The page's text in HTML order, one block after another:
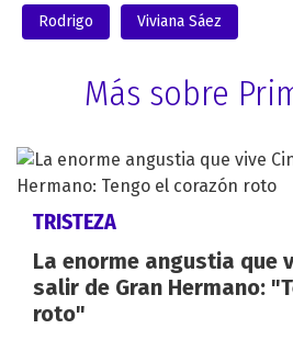
Rodrigo Viviana Sáez
Más sobre
TRISTEZA
La enorme angustia que
salir de Gran Hermano:
roto"